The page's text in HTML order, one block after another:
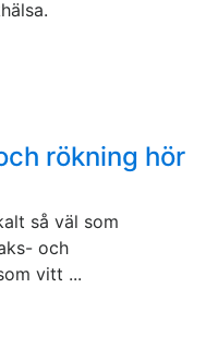
rökning hör
så väl som
och
vitt ...